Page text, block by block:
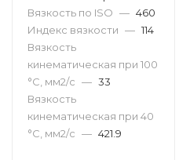
Вязкость по ISO — 460
Индекс вязкости — 114
Вязкость
кинематическая при 100
°С, мм2/с — 33
Вязкость
кинематическая при 40
°С, мм2/с — 421.9